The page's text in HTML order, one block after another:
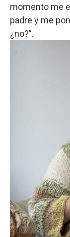
momento me
padre y me
¿no?”.